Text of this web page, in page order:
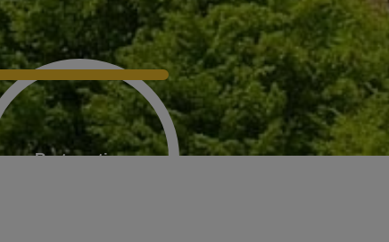
Restauration